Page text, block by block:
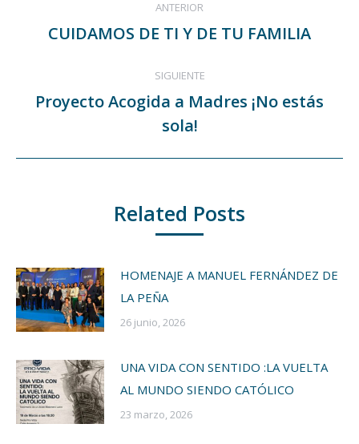
entre
publicaciones
ANTERIOR
Publicación
CUIDAMOS DE TI Y DE TU FAMILIA
SIGUIENTE
Publicación
siguiente:
Proyecto Acogida a Madres ¡No estás
sola!
Related Posts
HOMENAJE A MANUEL FERNÁNDEZ DE
LA PEÑA
26 junio, 2026
UNA VIDA CON SENTIDO :LA VUELTA
AL MUNDO SIENDO CATÓLICO
23 marzo, 2026